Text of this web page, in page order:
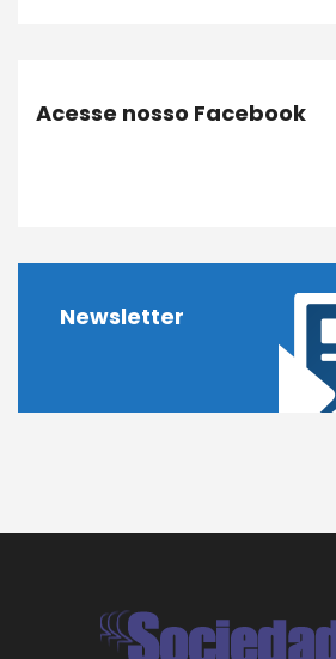
Acesse nosso Facebook
Newsletter